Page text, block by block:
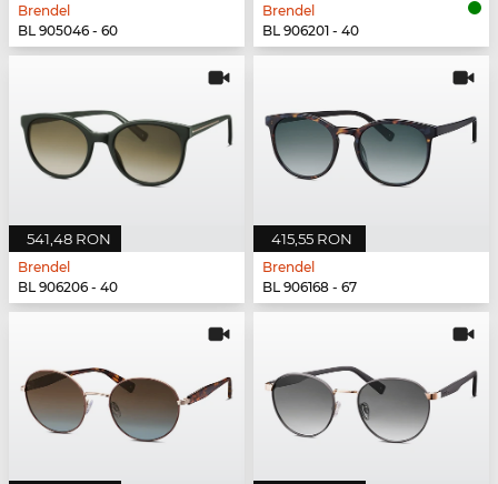
Brendel
BL 905046 - 60
Brendel
BL 906201 - 40
541,48 RON
Brendel
BL 906206 - 40
415,55 RON
Brendel
BL 906168 - 67